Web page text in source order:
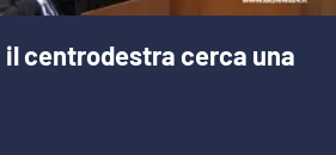
centrodestra cerca una